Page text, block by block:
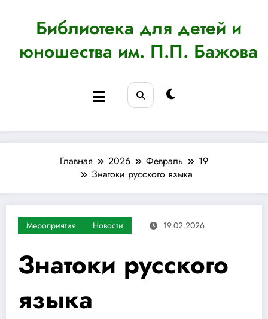
содержимомуБиблиотека для детей и
юношества им. П.П. Бажова
Главная 2026 Февраль
19
Знатоки русского языка
Мероприятия Новости 19.02.2026
Знатоки русского
языка